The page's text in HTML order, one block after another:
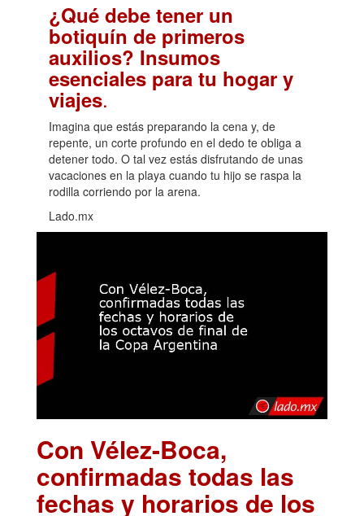
¿Qué debe tener un
botiquín de primeros
auxilios? Insumos
esenciales para tu hogar y
viajes.
Imagina que estás preparando la cena y, de
repente, un corte profundo en el dedo te obliga a
detener todo. O tal vez estás disfrutando de unas
vacaciones en la playa cuando tu hijo se raspa la
rodilla corriendo por la arena.
Lado.mx
Con Vélez-Boca,
confirmadas todas las
fechas y horarios de los